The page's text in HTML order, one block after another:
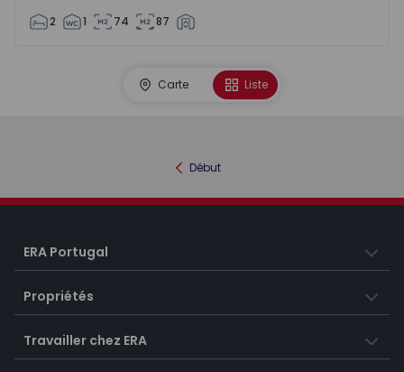
2 1 74 87
Carte Liste
Début
ERA Portugal
Propriétés
Travailler chez ERA